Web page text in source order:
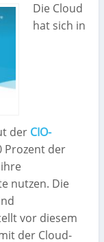
Die Cloud
hat sich in
der CIO-
Prozent der
nutzen. Die
vor diesem
der Cloud-